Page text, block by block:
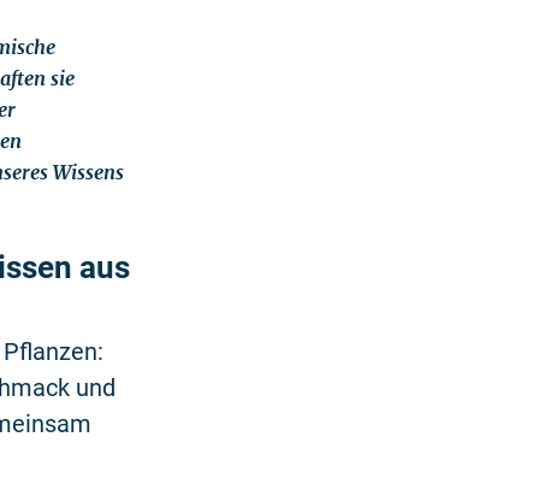
sie
Wissens
aus
und